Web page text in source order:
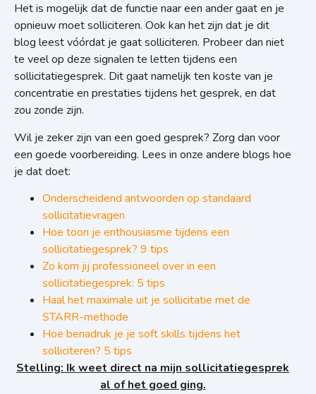
Het is mogelijk dat de functie naar een ander gaat en je
opnieuw moet solliciteren. Ook kan het zijn dat je dit
blog leest vóórdat je gaat solliciteren. Probeer dan niet
te veel op deze signalen te letten tijdens een
sollicitatiegesprek. Dit gaat namelijk ten koste van je
concentratie en prestaties tijdens het gesprek, en dat
zou zonde zijn.
Wil je zeker zijn van een goed gesprek? Zorg dan voor
een goede voorbereiding. Lees in onze andere blogs hoe
je dat doet:
Onderscheidend antwoorden op standaard
sollicitatievragen
Hoe toon je enthousiasme tijdens een
sollicitatiegesprek? 9 tips
Zo kom jij professioneel over in een
sollicitatiegesprek: 5 tips
Haal het maximale uit je sollicitatie met de
STARR-methode
Hoe benadruk je je soft skills tijdens het
solliciteren? 5 tips
Stelling: Ik weet direct na mijn sollicitatiegesprek
al of het goed ging.